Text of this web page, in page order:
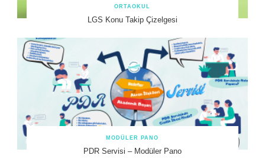
ORTAOKUL
LGS Konu Takip Çizelgesi
MODÜLER PANO
PDR Servisi – Modüler Pano